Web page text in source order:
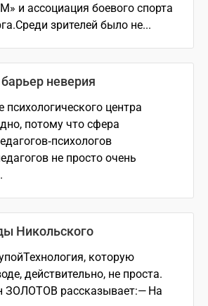
и ассоциация боевого спорта
зрителей было не...
неверия
психологического центра
потому что сфера
не просто очень
Никольского
которую
действительно, не проста.
ЗОЛОТОВ рассказывает:— На